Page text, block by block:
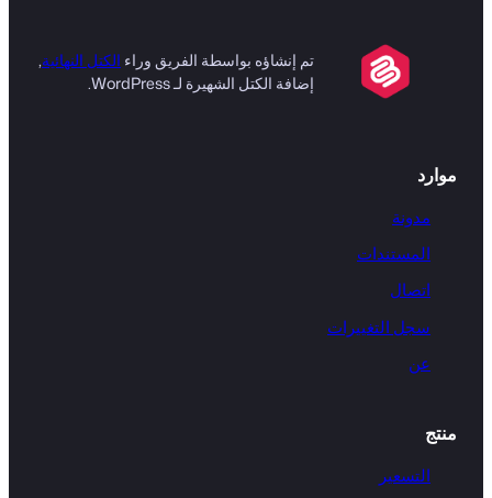
تم إنشاؤه بواسطة الفريق وراء الكتل النهائية,
إضافة الكتل الشهيرة لـ WordPress.
موارد
مدونة
المستندات
اتصال
سجل التغييرات
عن
منتج
التسعير